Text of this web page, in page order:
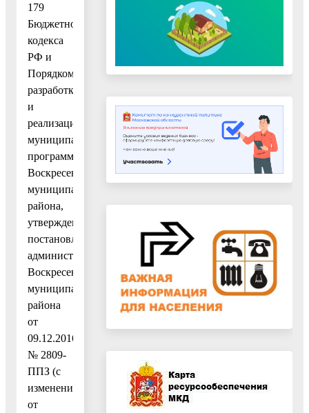
179
Бюджетного
кодекса
РФ и
Порядком
разработки
и
реализации
муниципальных
программ
Воскресенского
муниципального
района,
утвержденным
постановлением
администрации
Воскресенского
муниципального
района
от
09.12.2016
№ 2809-
ППЗ (с
изменениями
от